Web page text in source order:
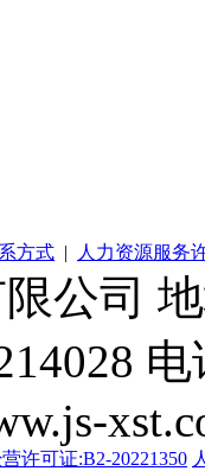
方式 | 人力资源服务
公司
许可证:B2-20221350